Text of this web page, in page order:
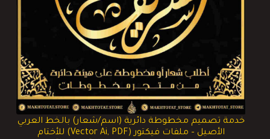
خدمة تصميم مخطوطة دائرية (اسم/شعار) بالخط العربي
الأصيل – ملفات فيكتور (Vector Ai, PDF) للأختام